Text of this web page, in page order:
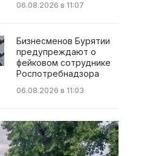
06.08.2026 в 11:07
Бизнесменов Бурятии
предупреждают о
фейковом сотруднике
Роспотребнадзора
06.08.2026 в 11:03